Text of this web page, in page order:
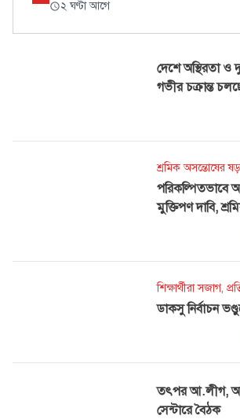
২ ঘণ্টা আগে
দেশে অস্থিরতা ও
গভীর চক্রান্ত
শ্রমিক অসন্তোষের
পরিকল্পিতভাবে
মুক্তিপণ দাবি,
শিক্ষার্থীরা সজাগ,
ডাকসু নির্বাচন
তৎপর আ.লীগ,
সেন্টারে বৈঠক